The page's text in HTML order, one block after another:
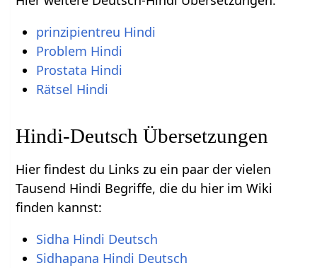
prinzipientreu Hindi
Problem Hindi
Prostata Hindi
Rätsel Hindi
Hindi-Deutsch Übersetzungen
Hier findest du Links zu ein paar der vielen
Tausend Hindi Begriffe, die du hier im Wiki
finden kannst:
Sidha Hindi Deutsch
Sidhapana Hindi Deutsch